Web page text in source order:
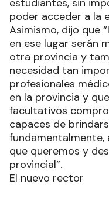
poder acceder a la
Asimismo, dijo que
en ese lugar serán
otra provincia y
necesidad tan
profesionales
en la provincia y
facultativos
capaces de
fundamentalmente,
que queremos y
provincial”.
El nuevo rector